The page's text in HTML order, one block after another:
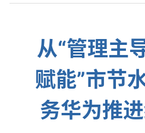
从“管理主
赋能”市节
务华为推